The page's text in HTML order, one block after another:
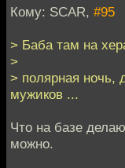
Кому: SCAR, #95
> Баба там на
>
> полярная ночь,
мужиков ...
Что на базе
можно.